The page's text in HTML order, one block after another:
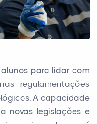
para lidar com
regulamentações
A capacidade
novas legislações e